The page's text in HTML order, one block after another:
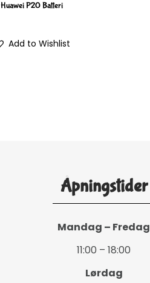
Huawei P20 Batteri
Add to Wishlist
Åpningstider
Mandag – Fredag
11:00 – 18:00
Lørdag